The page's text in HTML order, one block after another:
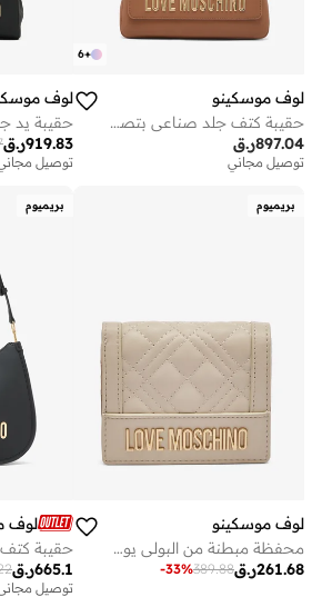
+
6
لوف موسكينو
حقيبة كتف جلد صناعي بتصميم قلب جريء
ر.ق897.04
توصيل مجاني
لوف
حقيبة يد
ر.ق919.83
توصيل
بريميوم
لوف موسكينو
محفظة مبطنة من البولي يوريثان مجموعة مبطنة
ر.ق261.68
389.88
-33%
بريميوم
لوف
ر.ق665.1
توصيل